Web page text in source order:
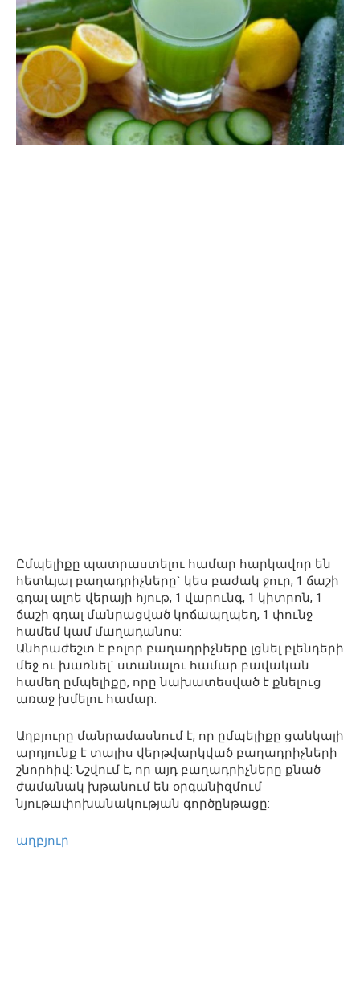
Ըմպելիքը պատրաստելու համար հարկավոր են
հետևյալ բաղադրիչները` կես բաժակ ջուր, 1 ճաշի
գդալ ալոե վերայի հյութ, 1 վարունգ, 1 կիտրոն, 1
ճաշի գդալ մանրացված կոճապղպեղ, 1 փունջ
համեմ կամ մաղադանոս:
Անհրաժեշտ է բոլոր բաղադրիչները լցնել բլենդերի
մեջ ու խառնել` ստանալու համար բավական
համեղ ըմպելիքը, որը նախատեսված է քնելուց
առաջ խմելու համար:
Աղբյուրը մանրամասնում է, որ ըմպելիքը ցանկալի
արդյունք է տալիս վերթվարկված բաղադրիչների
շնորհիվ: Նշվում է, որ այդ բաղադրիչները քնած
ժամանակ խթանում են օրգանիզմում
նյութափոխանակության գործընթացը:
աղբյուր